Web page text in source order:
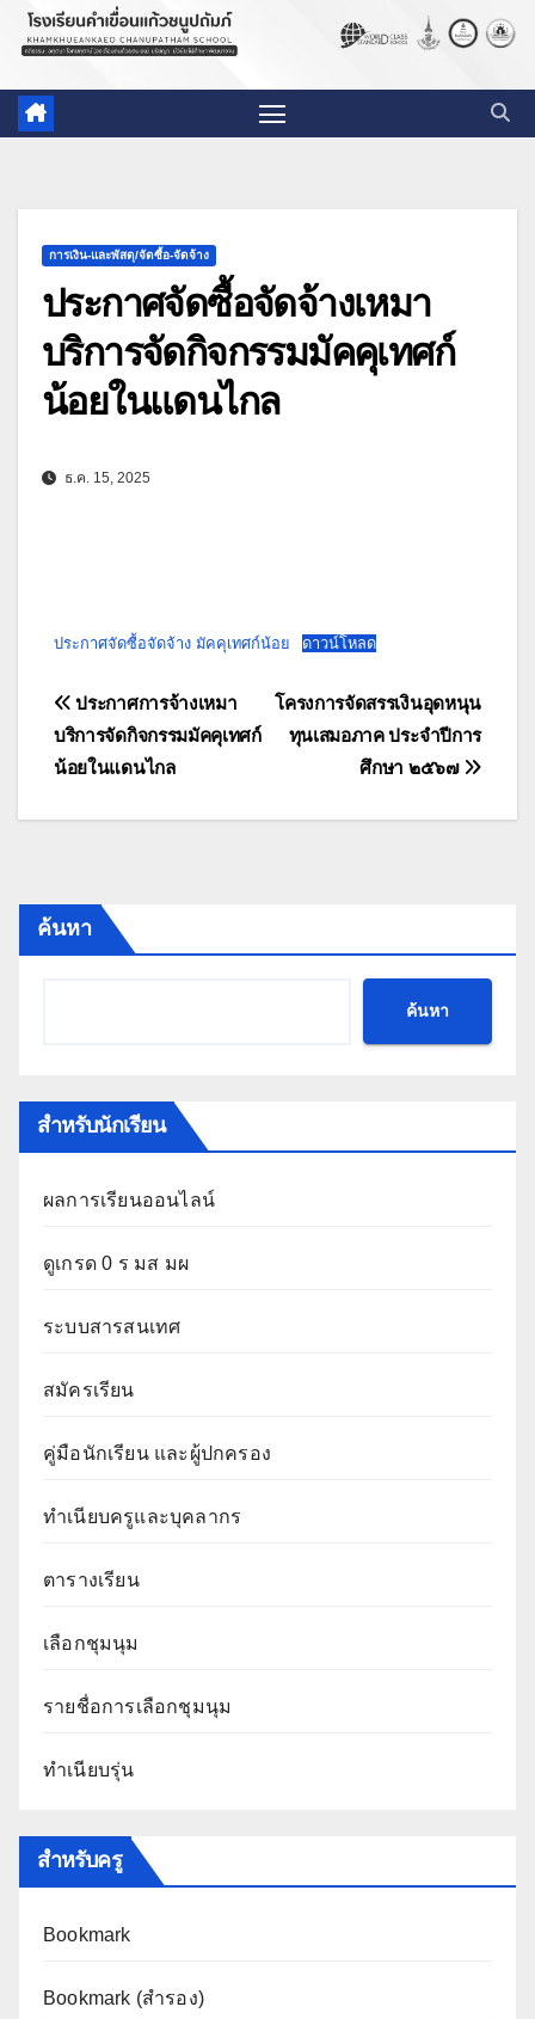
การเงิน-และพัสดุ/จัดซื้อ-จัดจ้าง
ประกาศจัดซื้อจัดจ้างเหมา
บริการจัดกิจกรรมมัคคุเทศก์
น้อยในแดนไกล
ธ.ค. 15, 2025
ประกาศจัดซื้อจัดจ้าง มัคคุเทศก์น้อย ดาวน์โหลด
แนะแนว
เรื่อง
โครงการจัดสรรเงินอุดหนุน
ทุนเสมอภาค ประจำปีการ
ศึกษา ๒๕๖๗
ประกาศการจ้างเหมา
บริการจัดกิจกรรมมัคคุเทศก์
น้อยในแดนไกล
ค้นหา
ค้นหา
สำหรับนักเรียน
ผลการเรียนออนไลน์
ดูเกรด 0 ร มส มผ
ระบบสารสนเทศ
สมัครเรียน
คู่มือนักเรียน และผู้ปกครอง
ทำเนียบครูและบุคลากร
ตารางเรียน
เลือกชุมนุม
รายชื่อการเลือกชุมนุม
ทำเนียบรุ่น
สำหรับครู
Bookmark
Bookmark (สำรอง)